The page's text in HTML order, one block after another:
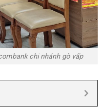
chi nhánh gò vấp